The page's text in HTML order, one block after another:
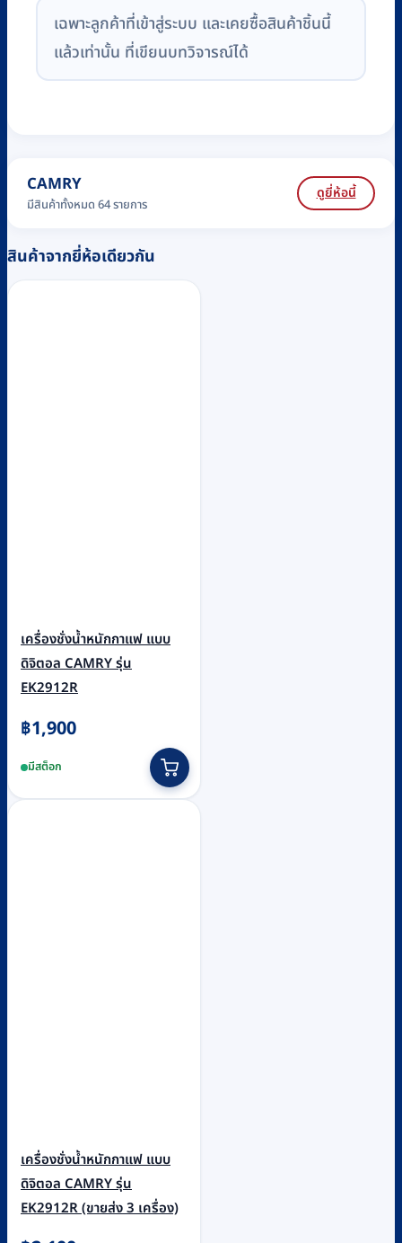
เฉพาะลูกค้าที่เข้าสู่ระบบ และเคยซื้อสินค้าชิ้นนี้
แล้วเท่านั้น ที่เขียนบทวิจารณ์ได้
CAMRY
มีสินค้าทั้งหมด 64 รายการ
ดูยี่ห้อนี้
สินค้าจากยี่ห้อเดียวกัน
เครื่องชั่งน้ำหนักกาแฟ แบบ
ดิจิตอล CAMRY รุ่น
EK2912R
฿1,900
มีสต็อก
เครื่องชั่งน้ำหนักกาแฟ แบบ
ดิจิตอล CAMRY รุ่น
EK2912R (ขายส่ง 3 เครื่อง)